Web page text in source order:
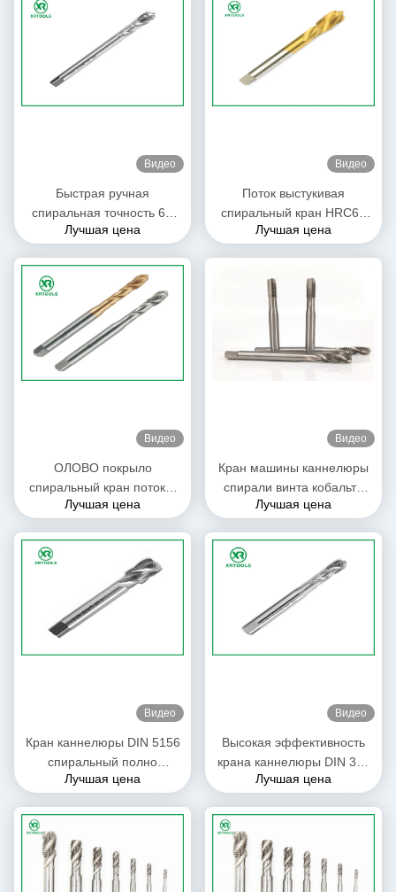
Видео
Быстрая ручная
спиральная точность 6H
DIN 374 крана каннелюры
станка CNC
Лучшая цена
Видео
Поток выстукивая
спиральный кран HRC62
каннелюры - 66 размеров
Лучшая цена
Видео
ОЛОВО покрыло
спиральный кран потока,
краны вставки винтового
Лучшая цена
Видео
Кран машины каннелюры
спирали винта кобальта
M35 HSS DIN371
Лучшая цена
Видео
Кран каннелюры DIN 5156
спиральный полно
смолотый для точности
Лучшая цена
Видео
Высокая эффективность
крана каннелюры DIN 371
спиральная для сверля
1.5mm
Лучшая цена